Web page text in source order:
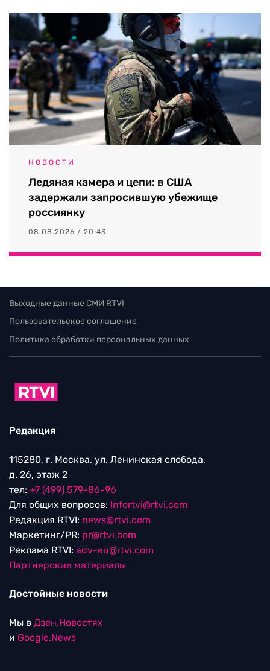
НОВОСТИ
Ледяная камера и цепи: в США
задержали запросившую убежище
россиянку
08.08.2026 / 20:43
Выходные данные СМИ RTVI
Пользовательское соглашение
Политика обработки персональных данных
Редакция
115280, г. Москва, ул. Ленинская слобода,
д. 26, этаж 2
тел: +7 (499) 579-86-96
Для общих вопросов: Infortvi@rtvi.com
Редакция RTVI: news@rtvi.com
Маркетинг/PR: pr@rtvi.com
Реклама RTVI: adv-eu@rtvi.com
Партнерские материалы
Достойные новости
Мы в Дзен.Новостях
и Google.News